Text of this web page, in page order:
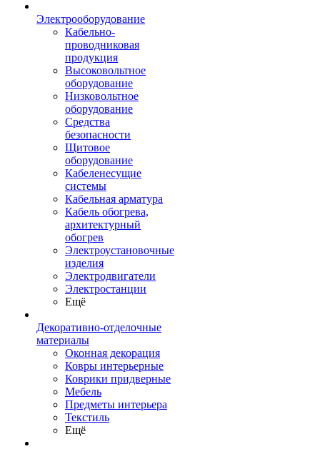
Электрооборудование
Кабельно-
проводниковая
продукция
Высоковольтное
оборудование
Низковольтное
оборудование
Средства
безопасности
Щитовое
оборудование
Кабеленесущие
системы
Кабельная арматура
Кабель обогрева,
архитектурный
обогрев
Электроустановочные
изделия
Электродвигатели
Электростанции
Ещё
Декоративно-отделочные
материалы
Оконная декорация
Ковры интерьерные
Коврики придверные
Мебель
Предметы интерьера
Текстиль
Ещё